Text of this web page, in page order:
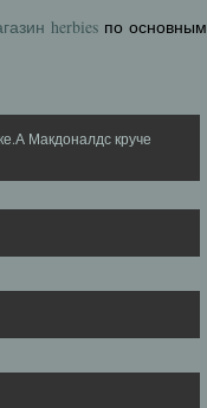
herbies по основным
Макдоналдс круче